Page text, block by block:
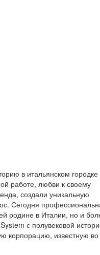
в итальянском городке
работе, любви к своему
создали уникальную
Сегодня
родине в Италии, но и
с полувековой
корпорацию, известную во